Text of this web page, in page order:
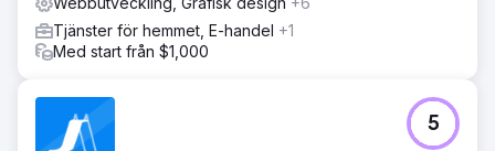
Tjänster för hemmet, E-handel +1
Med start från $1,000
5